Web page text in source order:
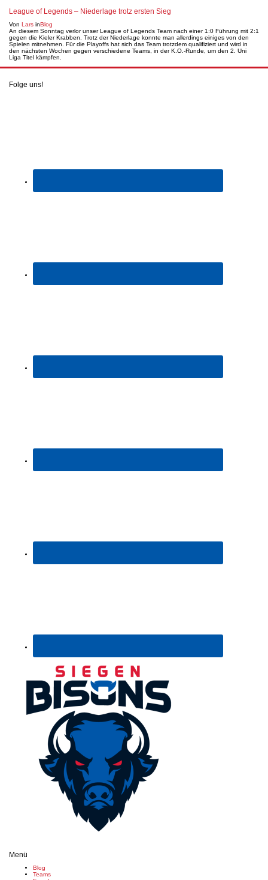
League of Legends – Niederlage trotz ersten Sieg
Von Lars inBlog
An diesem Sonntag verlor unser League of Legends Team nach einer 1:0 Führung mit 2:1
gegen die Kieler Krabben. Trotz der Niederlage konnte man allerdings einiges von den
Spielen mitnehmen. Für die Playoffs hat sich das Team trotzdem qualifiziert und wird in
den nächsten Wochen gegen verschiedene Teams, in der K.O.-Runde, um den 2. Uni
Liga Titel kämpfen.
Folge uns!
Menü
Blog
Teams